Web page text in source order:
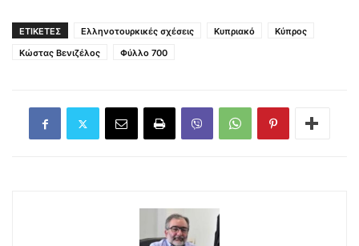
ΕΤΙΚΕΤΕΣ Ελληνοτουρκικές σχέσεις Κυπριακό
Κύπρος
Κώστας Βενιζέλος
Φύλλο 700